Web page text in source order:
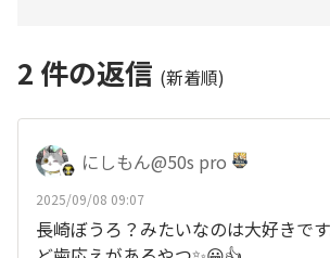
2 件の返信 (新着順)
にしもん@50s pro
2025/09/08 09:07
長崎ぼうろ？みたいなのは大好きで